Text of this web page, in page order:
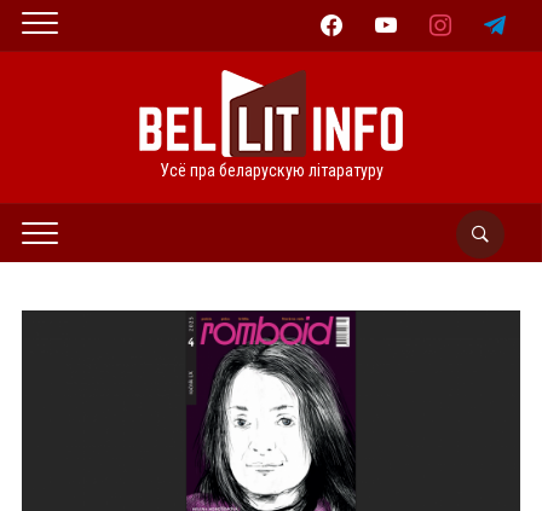
facebookyoutube instagramtelegram
Усё пра беларускую літаратуру